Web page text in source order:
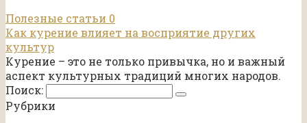
Полезные статьи 0
Как курение влияет на восприятие других
культур
Курение – это не только привычка, но и важный
аспект культурных традиций многих народов.
Поиск:
Рубрики